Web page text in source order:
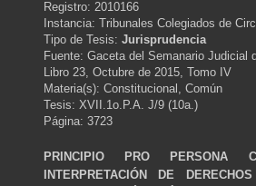
Registro: 2010166
Instancia: Tribunales Colegiados de
Tipo de Tesis: Jurisprudencia
Fuente: Gaceta del Semanario Judicial
Libro 23, Octubre de 2015, Tomo IV
Materia(s): Constitucional, Común
Tesis: XVII.1o.P.A. J/9 (10a.)
Página: 3723
PRINCIPIO PRO PERSONA
INTERPRETACIÓN DE